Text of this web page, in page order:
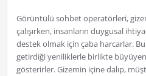
Görüntülü sohbet operatörleri,
çalışırken, insanların duygusal
destek olmak için çaba harcarlar.
getirdiği yeniliklerle birlikte
gösterirler. Gizemin içine dalıp,